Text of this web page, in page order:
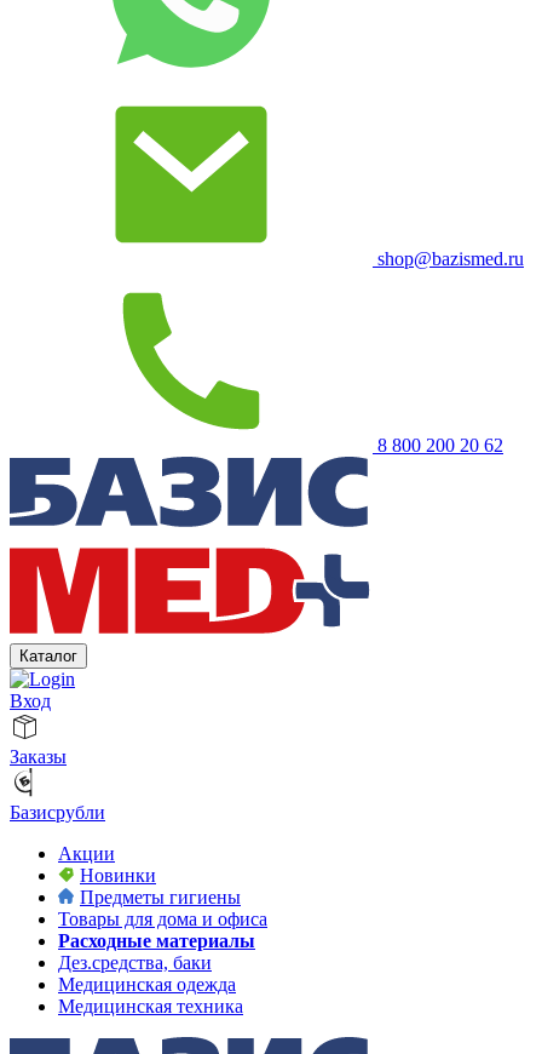
shop@bazismed.ru
8 800 200 20 62
Каталог
Вход
Заказы
Базисрубли
Акции
Новинки
Предметы гигиены
Товары для дома и офиса
Расходные материалы
Дез.средства, баки
Медицинская одежда
Медицинская техника